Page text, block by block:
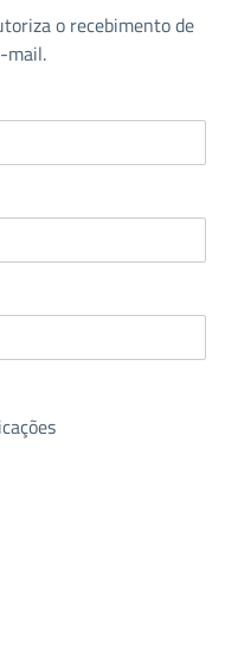
o recebimento de
mail.